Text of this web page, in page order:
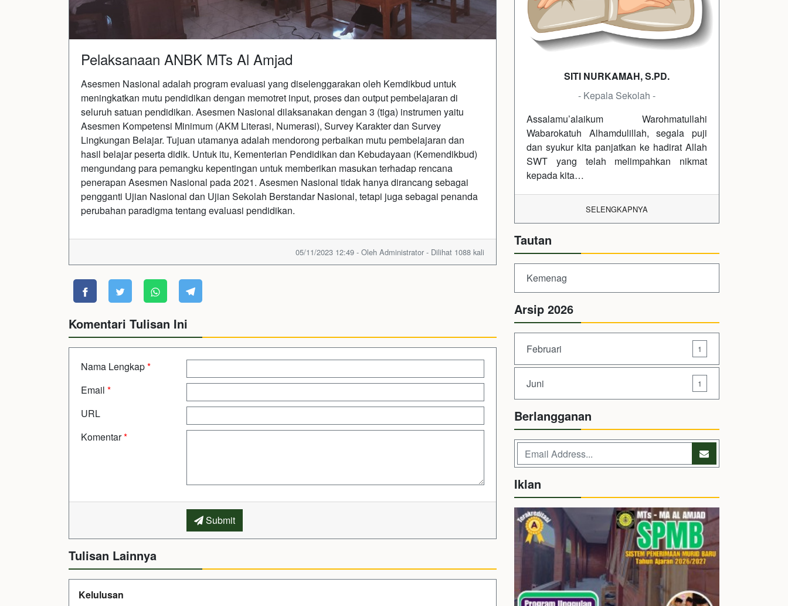
Pelaksanaan ANBK MTs Al Amjad
Asesmen Nasional adalah program evaluasi yang diselenggarakan oleh Kemdikbud untuk
meningkatkan mutu pendidikan dengan memotret input, proses dan output pembelajaran di
seluruh satuan pendidikan. Asesmen Nasional dilaksanakan dengan 3 (tiga) instrumen yaitu
Asesmen Kompetensi Minimum (AKM Literasi, Numerasi), Survey Karakter dan Survey
Lingkungan Belajar. Tujuan utamanya adalah mendorong perbaikan mutu pembelajaran dan
hasil belajar peserta didik. Untuk itu, Kementerian Pendidikan dan Kebudayaan (Kemendikbud)
mengundang para pemangku kepentingan untuk memberikan masukan terhadap rencana
penerapan Asesmen Nasional pada 2021. Asesmen Nasional tidak hanya dirancang sebagai
pengganti Ujian Nasional dan Ujian Sekolah Berstandar Nasional, tetapi juga sebagai penanda
perubahan paradigma tentang evaluasi pendidikan.
05/11/2023 12:49 - Oleh Administrator - Dilihat 1088 kali
Komentari Tulisan Ini
Nama Lengkap*
Email *
URL
Komentar*
Submit
Tulisan Lainnya
Kelulusan
SITI NURKAMAH, S.PD.
- Kepala Sekolah -
Assalamu’alaikum Warohmatullahi
Wabarokatuh Alhamdulillah, segala puji
dan syukur kita panjatkan ke hadirat Allah
SWT yang telah melimpahkan nikmat
kepada kita…
SELENGKAPNYA
Tautan
Kemenag
Arsip 2026
Februari 1
Juni 1
Berlangganan
Iklan